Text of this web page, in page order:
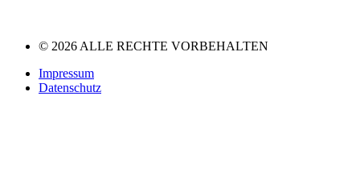
© 2026 ALLE RECHTE VORBEHALTEN
Impressum
Datenschutz